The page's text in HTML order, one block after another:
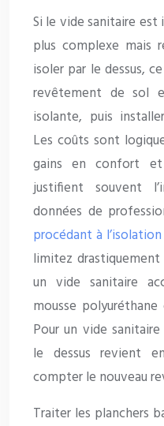
Si le vide sanitaire est
plus complexe mais
isoler par le dessus,
revêtement de sol
isolante, puis
Les coûts sont
gains en confort et
justifient souvent
données de
procédant à
limitez
un vide sanitaire
mousse
Pour un vide
le dessus revient
compter le nouveau
Traiter les planchers